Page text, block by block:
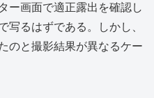
ー画面で適正露出を確認し
写るはずである。しかし、
のと撮影結果が異なるケー